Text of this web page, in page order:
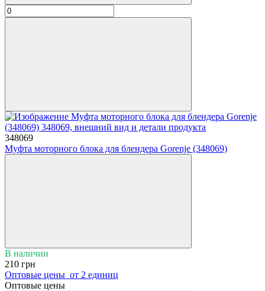
348069
Муфта моторного блока для блендера Gorenje (348069)
В наличии
210 грн
Оптовые цены от 2 единиц
Оптовые цены